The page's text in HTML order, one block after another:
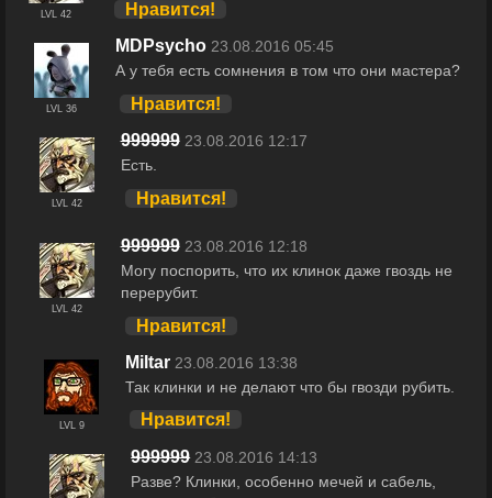
LVL 42 Нравится!
LVL 36
MDPsycho 23.08.2016 05:45
А у тебя есть сомнения в том что они мастера?
Нравится!
LVL 42
999999 23.08.2016 12:17
Есть.
Нравится!
LVL 42
999999 23.08.2016 12:18
Могу поспорить, что их клинок даже гвоздь не
перерубит.
Нравится!
LVL 9
Miltar 23.08.2016 13:38
Так клинки и не делают что бы гвозди рубить.
Нравится!
999999 23.08.2016 14:13
Разве? Клинки, особенно мечей и сабель,